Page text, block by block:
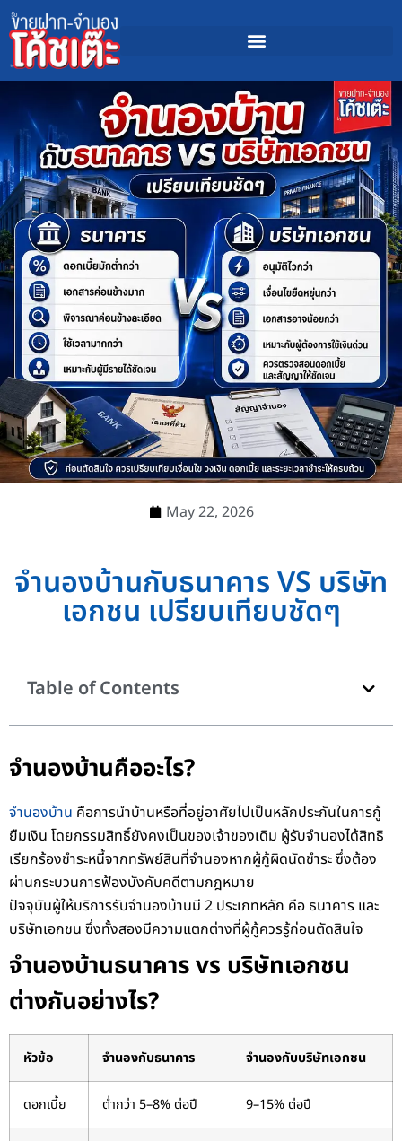
May 22, 2026
จำนองบ้านกับธนาคาร VS บริษัท
เอกชน เปรียบเทียบชัดๆ
Table of Contents
จำนองบ้านคืออะไร?
จำนองบ้าน คือการนำบ้านหรือที่อยู่อาศัยไปเป็นหลักประกันในการกู้
ยืมเงิน โดยกรรมสิทธิ์ยังคงเป็นของเจ้าของเดิม ผู้รับจำนองได้สิทธิ
เรียกร้องชำระหนี้จากทรัพย์สินที่จำนองหากผู้กู้ผิดนัดชำระ ซึ่งต้อง
ผ่านกระบวนการฟ้องบังคับคดีตามกฎหมาย
ปัจจุบันผู้ให้บริการรับจำนองบ้านมี 2 ประเภทหลัก คือ ธนาคาร และ
บริษัทเอกชน ซึ่งทั้งสองมีความแตกต่างที่ผู้กู้ควรรู้ก่อนตัดสินใจ
จำนองบ้านธนาคาร vs บริษัทเอกชน
ต่างกันอย่างไร?
หัวข้อ จำนองกับธนาคาร จำนองกับบริษัทเอกชน
ดอกเบี้ย ต่ำกว่า 5–8% ต่อปี 9–15% ต่อปี